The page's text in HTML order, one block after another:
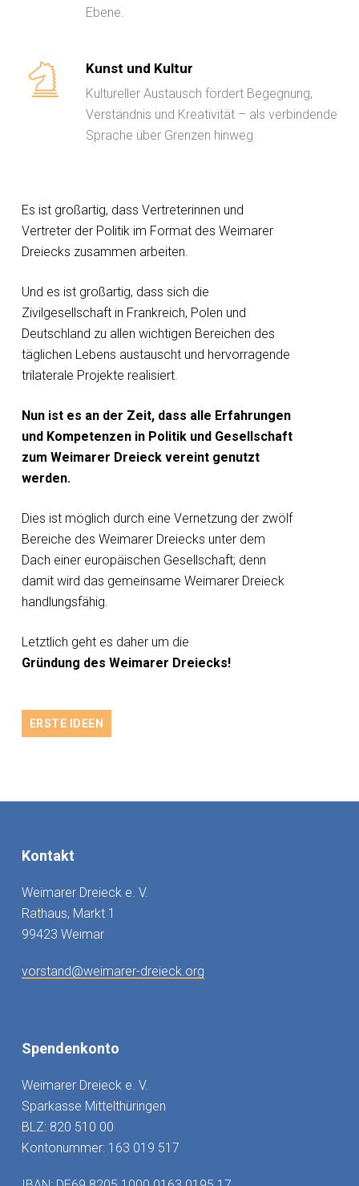
Es ist großartig, dass Vertreterinnen und
Vertreter der Politik im Format des Weimarer
Dreiecks zusammen arbeiten.
Und es ist großartig, dass sich die
Zivilgesellschaft in Frankreich, Polen und
Deutschland zu allen wichtigen Bereichen des
täglichen Lebens austauscht und hervorragende
trilaterale Projekte realisiert.
Nun ist es an der Zeit, dass alle Erfahrungen
und Kompetenzen in Politik und Gesellschaft
zum Weimarer Dreieck vereint genutzt
werden.
Dies ist möglich durch eine Vernetzung der zwölf
Bereiche des Weimarer Dreiecks unter dem
Dach einer europäischen Gesellschaft; denn
damit wird das gemeinsame Weimarer Dreieck
handlungsfähig.
Letztlich geht es daher um die
Gründung des Weimarer Dreiecks!
ERSTE IDEEN
Ebene.
Kunst und Kultur
Kultureller Austausch fördert Begegnung,
Verständnis und Kreativität – als verbindende
Sprache über Grenzen hinweg
Kontakt
Weimarer Dreieck e. V.
Rathaus, Markt 1
99423 Weimar
vorstand@weimarer-dreieck.org
Spendenkonto
Weimarer Dreieck e. V.
Sparkasse Mittelthüringen
BLZ: 820 510 00
Kontonummer: 163 019 517